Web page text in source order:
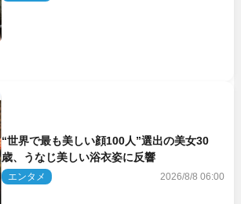
“世界で最も美しい顔100人”選出の美女30
歳、うなじ美しい浴衣姿に反響
エンタメ 2026/8/8 06:00